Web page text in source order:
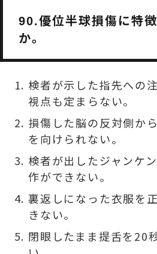
90.優位半球損傷に特
か。
検者が示した指先への
視点も定まらない。
損傷した脳の反対側か
を向けられない。
検者が出したジャンケ
作ができない。
裏返しになった衣服を
きない。
閉眼したまま提舌を20